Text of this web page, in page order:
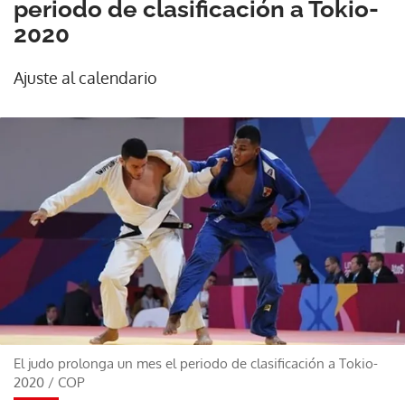
periodo de clasificación a Tokio-
2020
Ajuste al calendario
El judo prolonga un mes el periodo de clasificación a Tokio-
2020 / COP